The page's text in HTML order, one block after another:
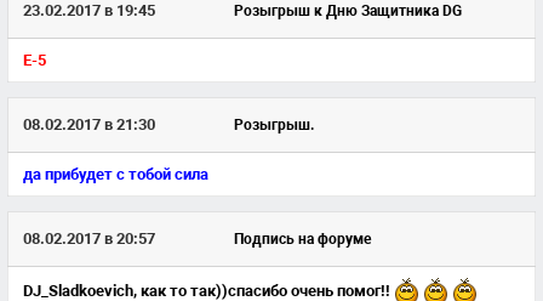
23.02.2017 в 19:45 Розыгрыш к Дню Защитника DG
E-5
08.02.2017 в 21:30 Розыгрыш.
да прибудет с тобой сила
08.02.2017 в 20:57 Подпись на форуме
DJ_Sladkoevich, как то так))спасибо очень помог!!